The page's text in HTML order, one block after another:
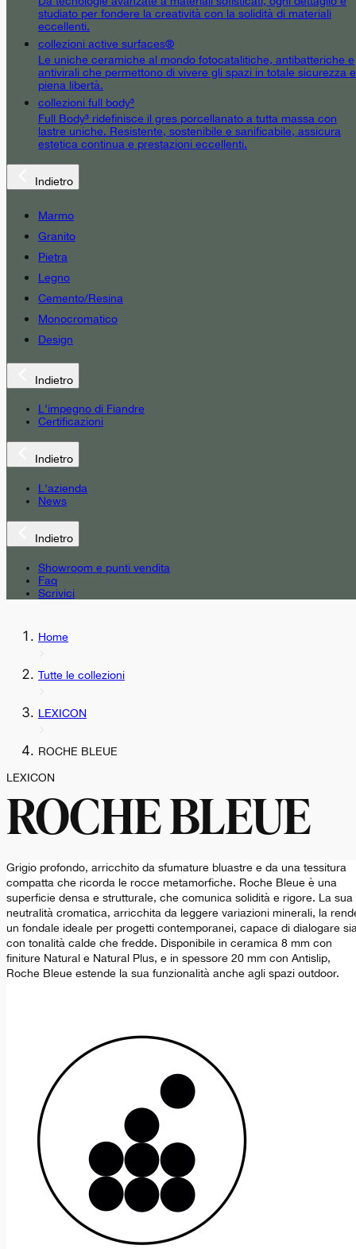
studiato per fondere la creatività con la solidità di materiali
eccellenti.
collezioni active surfaces®
Le uniche ceramiche al mondo fotocatalitiche, antibatteriche e
antivirali che permettono di vivere gli spazi in totale sicurezza e
piena libertà.
collezioni full body³
Full Body³ ridefinisce il gres porcellanato a tutta massa con
lastre uniche. Resistente, sostenibile e sanificabile, assicura
estetica continua e prestazioni eccellenti.
Indietro
Marmo
Granito
Pietra
Legno
Cemento/Resina
Monocromatico
Design
Indietro
L'impegno di Fiandre
Certificazioni
Indietro
L'azienda
News
Indietro
Showroom e punti vendita
Faq
Scrivici
Home
Tutte le collezioni
LEXICON
ROCHE BLEUE
LEXICON
ROCHE BLEUE
Grigio profondo, arricchito da sfumature bluastre e da una tessitura
compatta che ricorda le rocce metamorfiche. Roche Bleue è una
superficie densa e strutturale, che comunica solidità e rigore. La sua
neutralità cromatica, arricchita da leggere variazioni minerali, la
un fondale ideale per progetti contemporanei, capace di dialogare
con tonalità calde che fredde. Disponibile in ceramica 8 mm con
finiture Natural e Natural Plus, e in spessore 20 mm con Antislip,
Roche Bleue estende la sua funzionalità anche agli spazi outdoor.